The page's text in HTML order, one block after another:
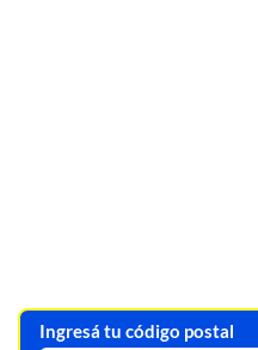
Ingresá tu código postal